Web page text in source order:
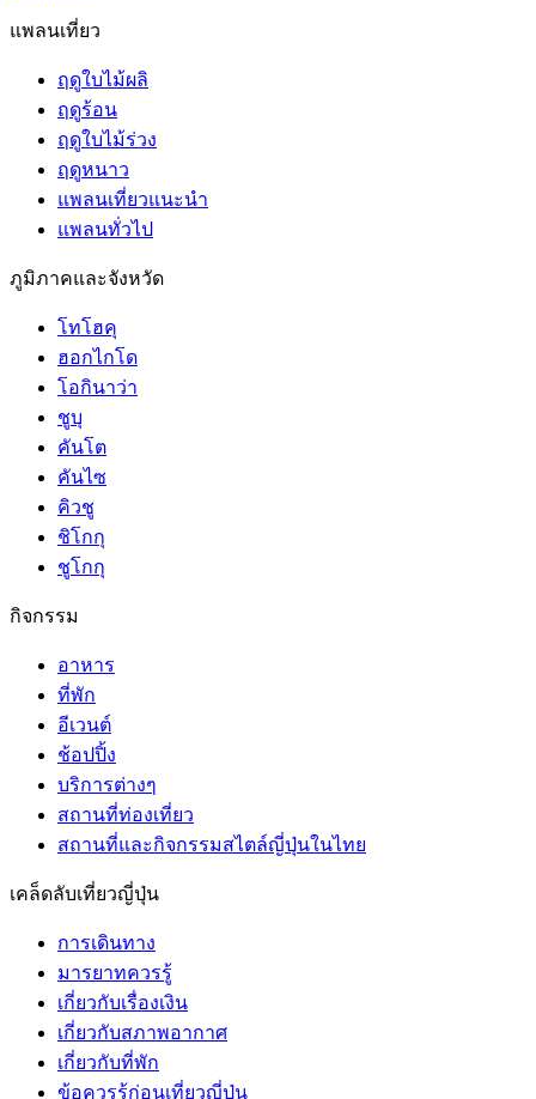
แพลนเที่ยว
ฤดูใบไม้ผลิ
ฤดูร้อน
ฤดูใบไม้ร่วง
ฤดูหนาว
แพลนเที่ยวแนะนำ
แพลนทั่วไป
ภูมิภาคและจังหวัด
โทโฮคุ
ฮอกไกโด
โอกินาว่า
ชูบุ
คันโต
คันไซ
คิวชู
ชิโกกุ
ชูโกกุ
กิจกรรม
อาหาร
ที่พัก
อีเวนต์
ช้อปปิ้ง
บริการต่างๆ
สถานที่ท่องเที่ยว
สถานที่และกิจกรรมสไตล์ญี่ปุ่นในไทย
เคล็ดลับเที่ยวญี่ปุ่น
การเดินทาง
มารยาทควรรู้
เกี่ยวกับเรื่องเงิน
เกี่ยวกับสภาพอากาศ
เกี่ยวกับที่พัก
ข้อควรรู้ก่อนเที่ยวญี่ปุ่น